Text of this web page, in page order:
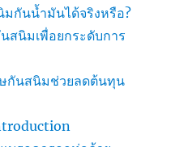
กันน้ำมันได้จริงหรือ?
สนิมเพื่อยกระดับการ
กันสนิมช่วยลดต้นทุน